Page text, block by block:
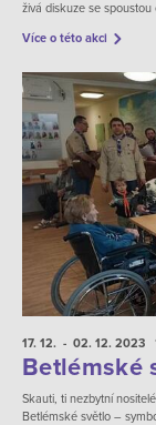
živá diskuze se
Více o této akci
17. 12. - 02. 12. 2023
Betlémské
Skauti, ti nezbytní
Betlémské světlo –